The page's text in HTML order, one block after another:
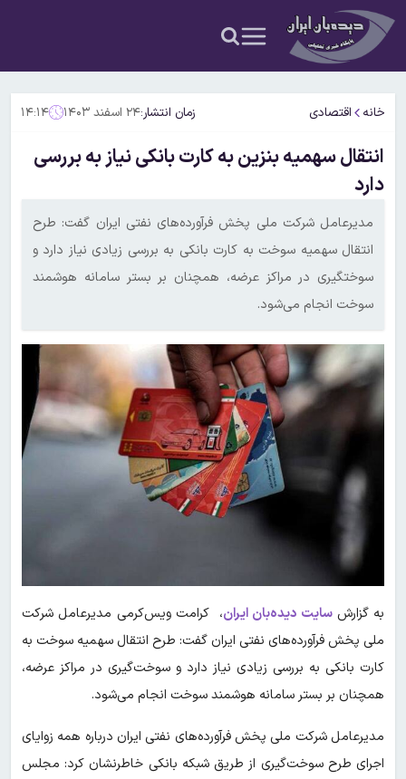
خانه اقتصادی زمان انتشار:۲۴ اسفند ۱۴۰۳ ۱۴:۱۴
انتقال سهمیه بنزین به کارت بانکی نیاز به بررسی
دارد
مدیرعامل شرکت ملی پخش فرآورده‌های نفتی ایران گفت: طرح
انتقال سهمیه سوخت به کارت بانکی به بررسی زیادی نیاز دارد و
سوختگیری در مراکز عرضه، همچنان بر بستر سامانه هوشمند
سوخت انجام می‌شود.
به گزارش سایت دیده‌بان ایران، کرامت ویس‌کرمی مدیرعامل شرکت
ملی پخش فرآورده‌های نفتی ایران گفت: طرح انتقال سهمیه سوخت به
کارت بانکی به بررسی زیادی نیاز دارد و سوخت‌گیری در مراکز عرضه،
همچنان بر بستر سامانه هوشمند سوخت انجام می‌شود.
مدیرعامل شرکت ملی پخش فرآورده‌های نفتی ایران درباره همه زوایای
اجرای طرح سوخت‌گیری از طریق شبکه بانکی خاطرنشان کرد: مجلس